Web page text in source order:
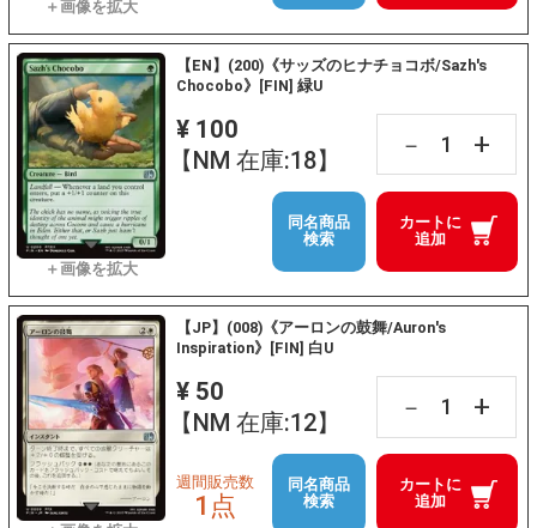
【EN】(200)《サッズのヒナチョコボ/Sazh's
Chocobo》[FIN] 緑U
¥ 100
【NM 在庫:18】
－ +
カートに
追加
同名商品
検索
【JP】(008)《アーロンの鼓舞/Auron's
Inspiration》[FIN] 白U
¥ 50
【NM 在庫:12】
－ +
カートに
追加
週間販売数
1点
同名商品
検索